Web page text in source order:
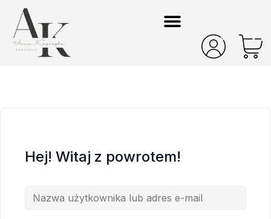
Hej! Witaj z powrotem!